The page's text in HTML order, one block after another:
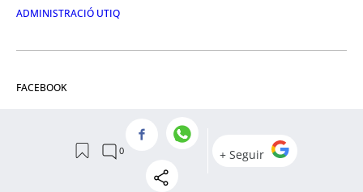
ADMINISTRACIÓ UTIQ
FACEBOOK